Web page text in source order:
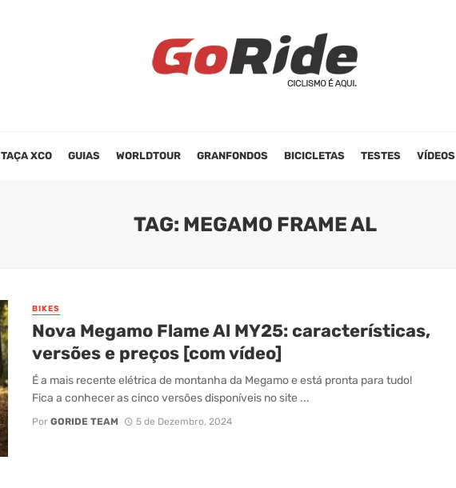
TAÇA XCO GUIAS WORLDTOUR GRANFONDOS BICICLETAS TESTES VÍDEOS
TAG: MEGAMO FRAME AL
BIKES
Nova Megamo Flame Al MY25: características,
versões e preços [com vídeo]
É a mais recente elétrica de montanha da Megamo e está pronta para tudo!
Fica a conhecer as cinco versões disponíveis no site ...
Por GORIDE TEAM 5 de Dezembro, 2024